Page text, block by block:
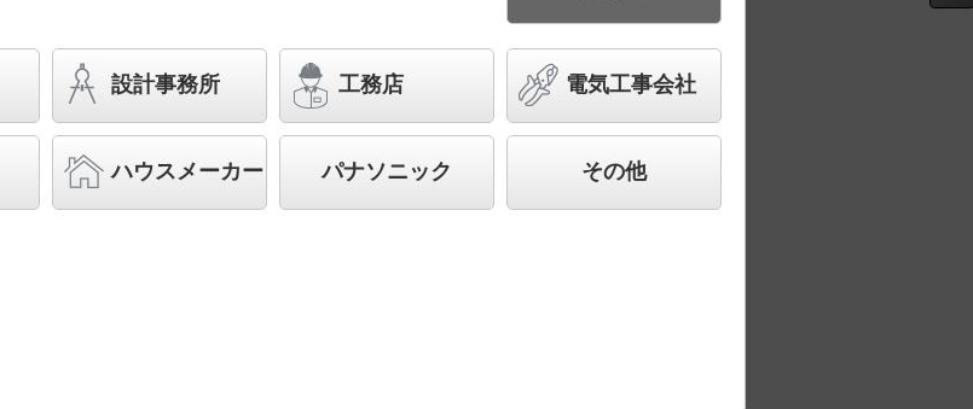
天井埋込型 LED（昼白色） ダウンライト 浅型9H・ビーム角85度・拡散タ
イプ・光源遮光角15度 調光タイプ（ライコン別売）／埋込穴φ175 CDM-R70
形1灯器具相当 LED 350形
バリュアブル商品（省エネ・デザイン性・配光制御など様々なご要望にお応えできる商品群で
◆受注品
設計事務所 工務店 電気工事会社
ハウスメーカー パナソニック その他